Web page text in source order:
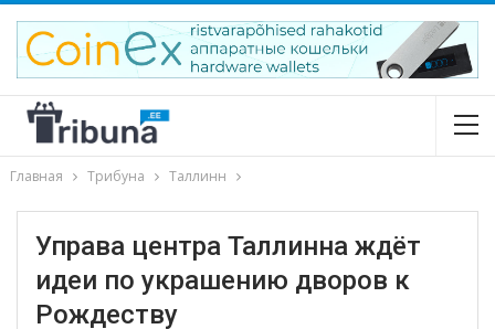
Главная Трибуна Таллинн
Управа центра Таллинна ждёт
идеи по украшению дворов к
Рождеству